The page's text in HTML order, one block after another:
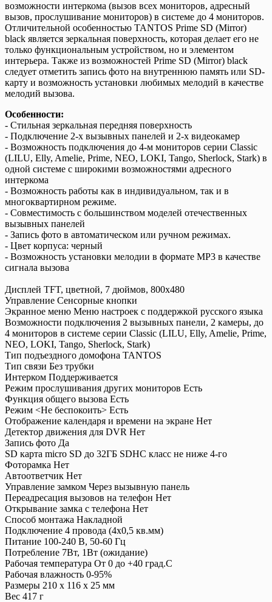
возможности интеркома (вызов всех мониторов, адресный
вызов, прослушивание мониторов) в системе до 4 мониторов.
Отличительной особенностью TANTOS Prime SD (Mirror)
black является зеркальная поверхность, которая делает его не
только функциональным устройством, но и элементом
интерьера. Также из возможностей Prime SD (Mirror) black
следует отметить запись фото на внутреннюю память или SD-
карту и возможность установки любимых мелодий в качестве
мелодий вызова.
Особенности:
- Стильная зеркальная передняя поверхность
- Подключение 2-х вызывных панелей и 2-х видеокамер
- Возможность подключения до 4-м мониторов серии Classic
(LILU, Elly, Amelie, Prime, NEO, LOKI, Tango, Sherlock, Stark) в
одной системе с широкими возможностями адресного
интеркома
- Возможность работы как в индивидуальном, так и в
многоквартирном режиме.
- Совместимость с большинством моделей отечественных
вызывных панелей
- Запись фото в автоматическом или ручном режимах.
- Цвет корпуса: черный
- Возможность установки мелодии в формате MP3 в качестве
сигнала вызова
Дисплей TFT, цветной, 7 дюймов, 800x480
Управление Сенсорные кнопки
Экранное меню Меню настроек с поддержкой русского языка
Возможности подключения 2 вызывных панели, 2 камеры, до
4 мониторов в системе серии Classic (LILU, Elly, Amelie, Prime,
NEO, LOKI, Tango, Sherlock, Stark)
Тип подъездного домофона TANTOS
Тип связи Без трубки
Интерком Поддерживается
Режим прослушивания других мониторов Есть
Функция общего вызова Есть
Режим <Не беспокоить> Есть
Отображение календаря и времени на экране Нет
Детектор движения для DVR Нет
Запись фото Да
SD карта micro SD до 32ГБ SDHC класс не ниже 4-го
Фоторамка Нет
Автоответчик Нет
Управление замком Через вызывную панель
Переадресация вызовов на телефон Нет
Открывание замка с телефона Нет
Способ монтажа Накладной
Подключение 4 провода (4х0,5 кв.мм)
Питание 100-240 В, 50-60 Гц
Потребление 7Вт, 1Вт (ожидание)
Рабочая температура От 0 до +40 град.С
Рабочая влажность 0-95%
Размеры 210 х 116 х 25 мм
Вес 417 г